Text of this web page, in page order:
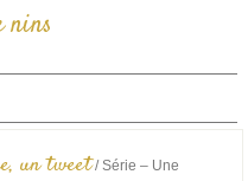
nins
un tweet /Série – Une